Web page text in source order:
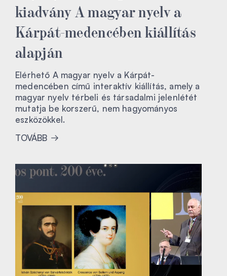
kiadvány A magyar nyelv a
Kárpát-medencében kiállítás
alapján
Elérhető A magyar nyelv a Kárpát-
medencében című interaktív kiállítás, amely a
magyar nyelv térbeli és társadalmi jelenlétét
mutatja be korszerű, nem hagyományos
eszközökkel.
TOVÁBB